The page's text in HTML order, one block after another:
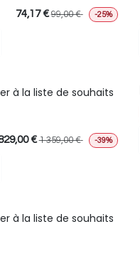
74,17€ 99,00€ -25%
€ 1 359,00€ -39%
à la liste de souhaits
à la liste de souhaits